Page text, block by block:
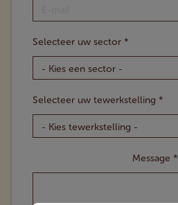
Selecteer uw sector *
Selecteer uw tewerkstelling *
Message *